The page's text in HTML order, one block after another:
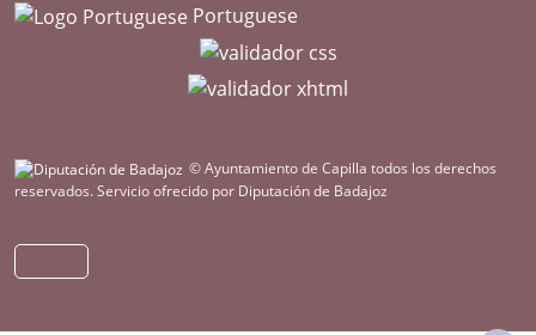
Portuguese
© Ayuntamiento de Capilla todos los derechos
reservados.Servicio ofrecido por Diputación de Badajoz